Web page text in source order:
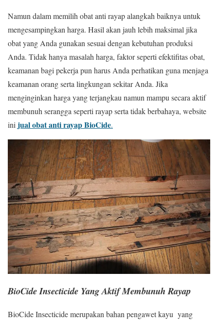
Namun dalam memilih obat anti rayap alangkah baiknya untuk
mengesampingkan harga. Hasil akan jauh lebih maksimal jika
obat yang Anda gunakan sesuai dengan kebutuhan produksi
Anda. Tidak hanya masalah harga, faktor seperti efektifitas obat,
keamanan bagi pekerja pun harus Anda perhatikan guna menjaga
keamanan orang serta lingkungan sekitar Anda. Jika
menginginkan harga yang terjangkau namun mampu secara aktif
membunuh serangga seperti rayap serta tidak berbahaya, website
ini jual obat anti rayap BioCide.
BioCide Insecticide Yang Aktif Membunuh Rayap
BioCide Insecticide merupakan bahan pengawet kayu yang